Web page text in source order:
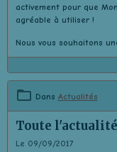
activement pour que
agréable à utiliser !
Nous vous souhaitons
Dans Actualités
Toute
Le 09/09/2017